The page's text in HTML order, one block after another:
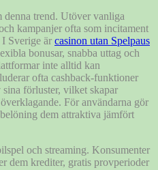
trend. Utöver vanliga
kampanjer ofta som incitament
I Sverige är casinon utan Spelpaus
bonusar, snabba uttag och
inte alltid kan
ofta cashback-funktioner
förluster, vilket skapar
För användarna gör
dem attraktiva jämfört
och streaming. Konsumenter
dem krediter, gratis provperioder